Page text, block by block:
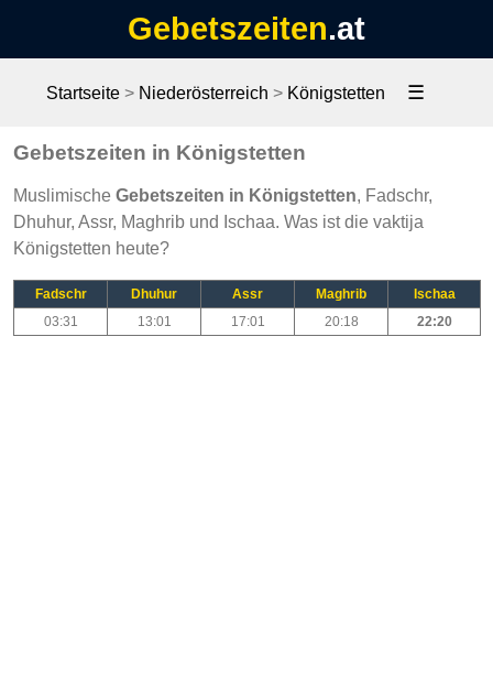
Gebetszeiten.at
Startseite > Niederösterreich > Königstetten ☰
Gebetszeiten in Königstetten
Muslimische Gebetszeiten in Königstetten, Fadschr,
Dhuhur, Assr, Maghrib und Ischaa. Was ist die vaktija
Königstetten heute?
Fadschr Dhuhur Assr Maghrib
Ischaa
03:31
13:01 17:01 20:18 22:20